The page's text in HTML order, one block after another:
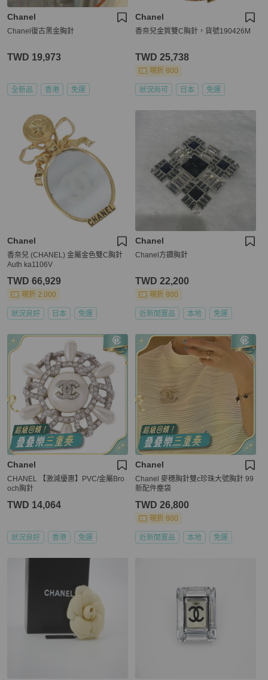
Chanel
Chanel復古黑金胸針
TWD 19,973
全新品 香港 免運
Chanel
香奈兒金質雙C胸針，貨號190426M
TWD 25,738
現折 800
狀況尚可 日本 免運
Chanel
香奈兒 (CHANEL) 金屬金色雙C胸針
Auth ka1106V
TWD 66,929
現折 2,000
狀況良好 日本 免運
Chanel
Chanel方鑽胸針
TWD 22,200
現折 800
近新閒置品 本地 免運
Chanel
CHANEL 【激減優惠】PVC/金屬Bro
och胸針
TWD 14,064
狀況良好 香港 免運
Chanel
Chanel 麥穗胸針雙c珍珠大號胸針 99
新配件塵袋
TWD 26,800
現折 800
近新閒置品 本地 免運